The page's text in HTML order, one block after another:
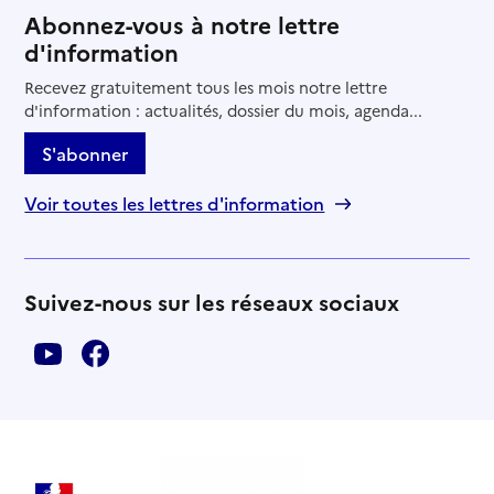
Abonnez-vous à notre lettre
d'information
Recevez gratuitement tous les mois notre lettre
d'information : actualités, dossier du mois, agenda...
S'abonner
Voir toutes les lettres d'information
Suivez-nous sur les réseaux sociaux